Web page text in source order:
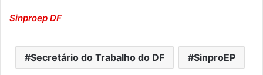
Sinproep DF
Secretário do Trabalho do DF SinproEP